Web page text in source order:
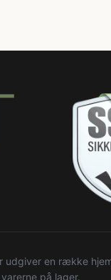
udgiver en række
på lager.